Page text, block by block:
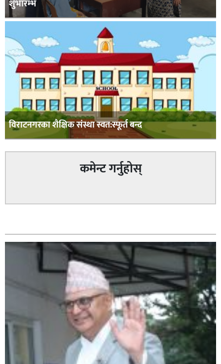
शुभारम्भ
विराटनगरका शैक्षिक संस्था स्वत:स्फूर्त बन्द
कमेन्ट गर्नुहोस्